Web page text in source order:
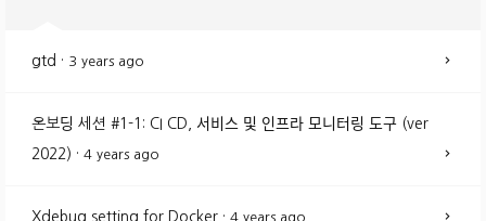
gtd · 3 years ago
온보딩 세션 #1-1: CI CD, 서비스 및 인프라 모니터링 도구 (ver
2022) · 4 years ago
Xdebug setting for Docker · 4 years ago